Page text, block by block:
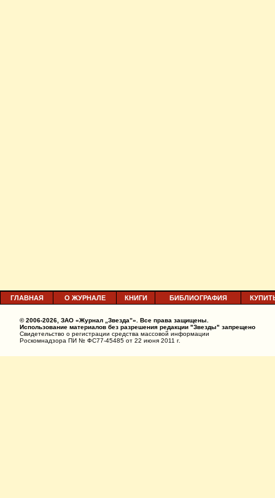
ГЛАВНАЯ О ЖУРНАЛЕ КНИГИ БИБЛИОГРАФИЯ
© 2006-2026, ЗАО «Журнал „Звезда”». Все права защищены.
Использование материалов без разрешения редакции "Звезды" запрещено
Свидетельство о регистрации средства массовой информации
Роскомнадзора ПИ № ФС77-45485 от 22 июня 2011 г.